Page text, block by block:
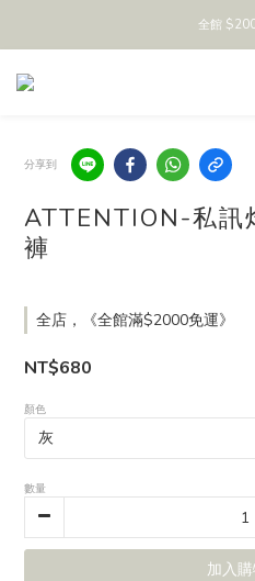
全館
分享到
ATTENTION-私訊
褲
全店，《全館滿$2000免運》
NT$680
顏色
數量
加入